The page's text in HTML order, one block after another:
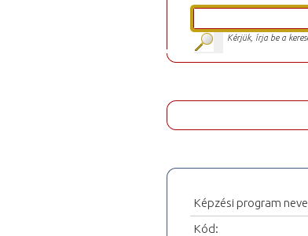
Kérjük, írja be a
Képzési program
Kód: